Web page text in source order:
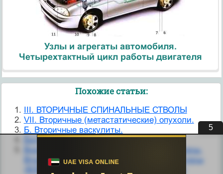
Узлы и агрегаты автомобиля.
Четырехтактный цикл работы двигателя
Похожие статьи:
III. ВТОРИЧНЫЕ СПИНАЛЬНЫЕ СТВОЛЫ
VII. Вторичные (метастатические) опухоли.
Б. Вторичные васкулиты.
Билет 16. Вторичные посредники.
Возобновляющиеся энергетические ресурсы.
Вторичные топливно-энергетические ресурсы
5